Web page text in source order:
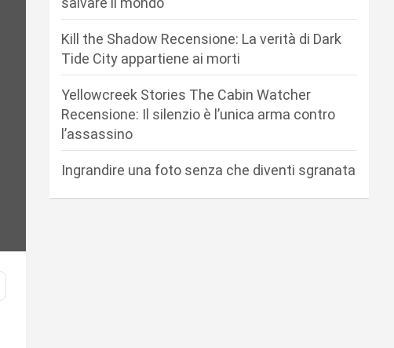
Kill the Shadow Recensione: La verità di Dark
Tide City appartiene ai morti
Yellowcreek Stories The Cabin Watcher
Recensione: Il silenzio è l’unica arma contro
l’assassino
Ingrandire una foto senza che diventi sgranata